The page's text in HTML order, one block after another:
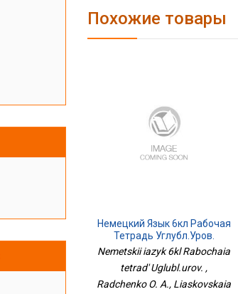
Похожие товары
Немецкий Язык 6кл Рабочая
Тетрадь Углубл.уров.
Nemetskii iazyk 6kl Rabochaia
tetrad' Uglubl.urov. ,
Radchenko O. A., Liaskovskaia